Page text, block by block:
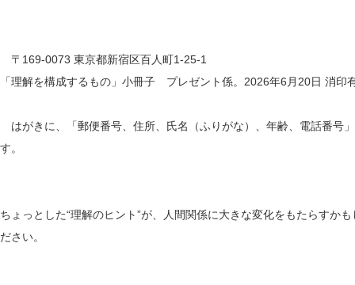
〒169-0073 東京都新宿区百人町1-25-1
「理解を構成するもの」小冊子 プレゼント係。2026年6月20日 消印
はがきに、「郵便番号、住所、氏名（ふりがな）、年齢、電話番号
す。
ちょっとした“理解のヒント”が、人間関係に大きな変化をもたらすか
ださい。